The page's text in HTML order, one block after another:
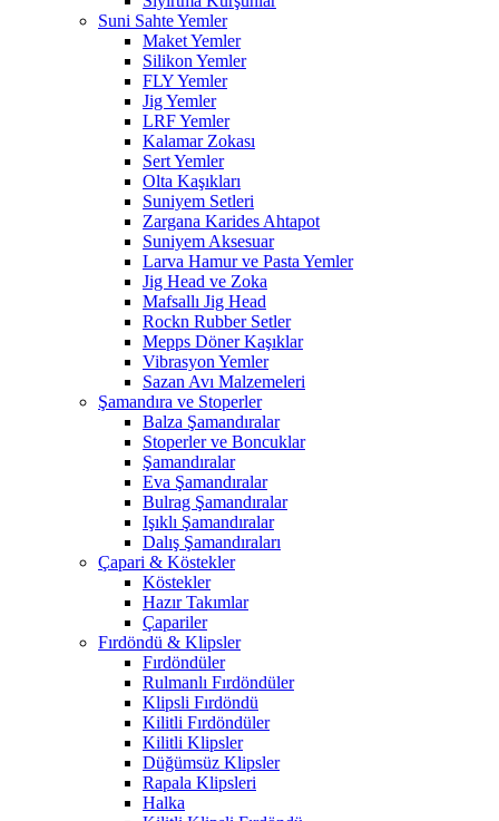
Suni Sahte Yemler
Maket Yemler
Silikon Yemler
FLY Yemler
Jig Yemler
LRF Yemler
Kalamar Zokası
Sert Yemler
Olta Kaşıkları
Suniyem Setleri
Zargana Karides Ahtapot
Suniyem Aksesuar
Larva Hamur ve Pasta Yemler
Jig Head ve Zoka
Mafsallı Jig Head
Rockn Rubber Setler
Mepps Döner Kaşıklar
Vibrasyon Yemler
Sazan Avı Malzemeleri
Şamandıra ve Stoperler
Balza Şamandıralar
Stoperler ve Boncuklar
Şamandıralar
Eva Şamandıralar
Bulrag Şamandıralar
Işıklı Şamandıralar
Dalış Şamandıraları
Çapari & Köstekler
Köstekler
Hazır Takımlar
Çapariler
Fırdöndü & Klipsler
Fırdöndüler
Rulmanlı Fırdöndüler
Klipsli Fırdöndü
Kilitli Fırdöndüler
Kilitli Klipsler
Düğümsüz Klipsler
Rapala Klipsleri
Halka